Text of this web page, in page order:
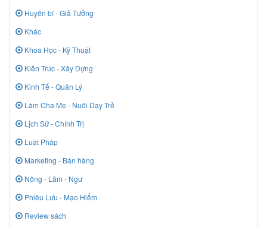
Huyền bí - Giả Tưởng
Khác
Khoa Học - Kỹ Thuật
Kiến Trúc - Xây Dựng
Kinh Tế - Quản Lý
Làm Cha Mẹ - Nuôi Dạy Trẻ
Lịch Sử - Chính Trị
Luật Pháp
Marketing - Bán hàng
Nông - Lâm - Ngư
Phiêu Lưu - Mạo Hiểm
Review sách